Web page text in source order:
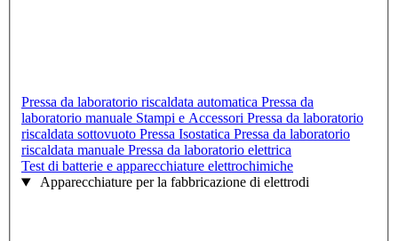
Pressa da laboratorio riscaldata automatica Pressa da
laboratorio manuale Stampi e Accessori Pressa da laboratorio
riscaldata sottovuoto Pressa Isostatica Pressa da laboratorio
riscaldata manuale Pressa da laboratorio elettrica
Test di batterie e apparecchiature elettrochimiche
Apparecchiature per la fabbricazione di elettrodi